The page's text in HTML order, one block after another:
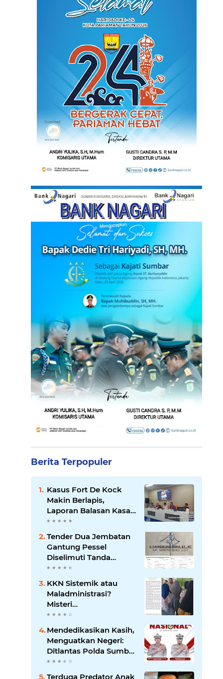
Berita Terpopuler
Kasus Fort De Kock
Makin Berlapis,
Laporan Balasan Kasat
Pol PP Disorot: Upaya
Penegakan Hukum
atau Pengalihan Isu?
Tender Dua Jembatan
Gantung Pessel
Diselimuti Tanda
Tanya, Gangguan
Sistem atau Permainan
di Balik Layar?
KKN Sistemik atau
Maladministrasi?
Misteri
"Dikorbankannya" SDN
26 ATT Menguji
Transparansi Pemkot
Padang
Mendedikasikan Kasih,
Menguatkan Negeri:
Ditlantas Polda Sumbar
Apresiasi Peran
Dharma Wanita
Terduga Predator Anak